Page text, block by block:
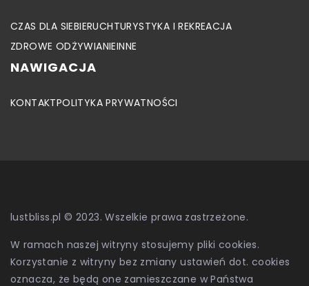
CZAS DLA SIEBIERUCHTURYSTYKA I REKREACJA
ZDROWE ODŻYWIANIEINNE
NAWIGACJA
KONTAKTPOLITYKA PRYWATNOŚCI
lustbliss.pl © 2023. Wszelkie prawa zastrzeżone.
W ramach naszej witryny stosujemy pliki cookies.
Korzystanie z witryny bez zmiany ustawień dot. cookies
oznacza, że będą one zamieszczane w Państwa